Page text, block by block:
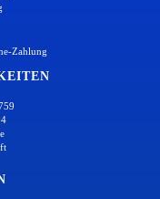
Zahlung